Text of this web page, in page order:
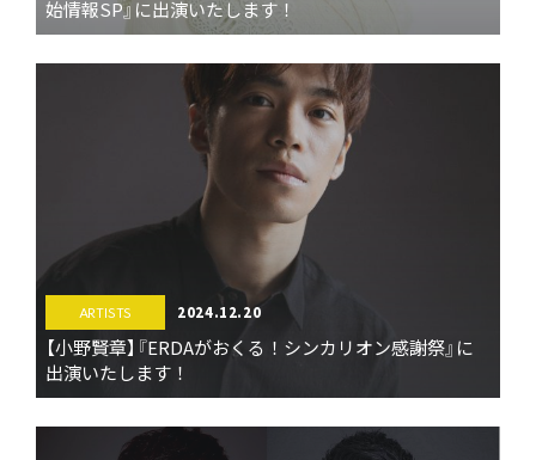
始情報SP』に出演いたします！
ARTISTS 2024.12.20
【小野賢章】『ERDAがおくる！シンカリオン感謝祭』に
出演いたします！